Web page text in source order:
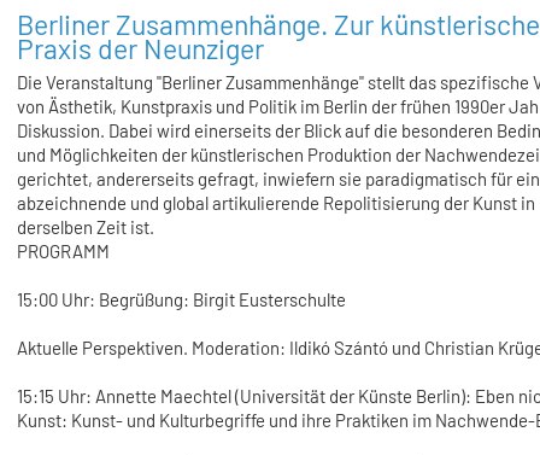
Berliner Zusammenhänge. Zur
Praxis der Neunziger
Die Veranstaltung "Berliner Zusammenhänge" stellt das spezifische
von Ästhetik, Kunstpraxis und Politik im Berlin der frühen 1990er
Diskussion. Dabei wird einerseits der Blick auf die besonderen
und Möglichkeiten der künstlerischen Produktion der
gerichtet, andererseits gefragt, inwiefern sie paradigmatisch für
abzeichnende und global artikulierende Repolitisierung der Kunst in
derselben Zeit ist.
PROGRAMM
15:00 Uhr: Begrüßung: Birgit Eusterschulte
Aktuelle Perspektiven. Moderation: Ildikó Szántó und Christian
15:15 Uhr: Annette Maechtel (Universität der Künste Berlin): Eben
Kunst: Kunst- und Kulturbegriffe und ihre Praktiken im Nachwende-